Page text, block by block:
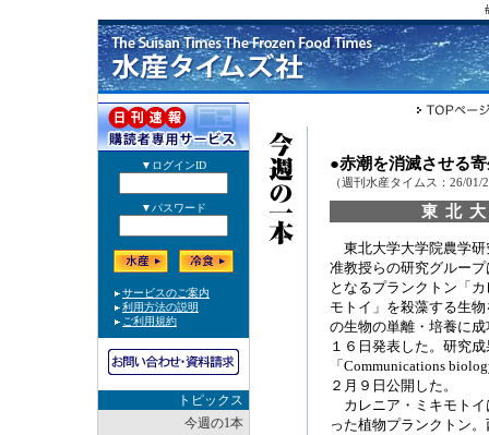
トピックス
今週の1本
●赤潮を消滅させる
（週刊水産タイムス：26/01/
東北
東北大学大学院農学研
准教授らの研究グルー
となるプランクトン「
モトイ」を殺藻する生
の生物の単離・培養に
１６日発表した。研究
「Communications
２月９日公開した。
カレニア・ミキモトイ
った植物プランクトン